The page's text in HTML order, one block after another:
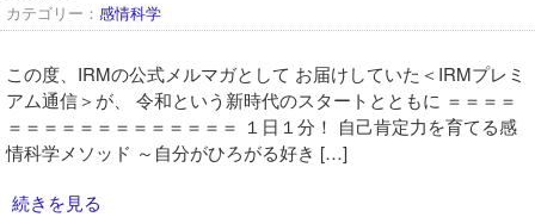
カテゴリー： 感情科学
この度、IRMの公式メルマガとして お届けしていた＜IRMプレミ
アム通信＞が、 令和という新時代のスタートとともに ＝＝＝＝
＝＝＝＝＝＝＝＝＝＝＝＝＝ １日１分！ 自己肯定力を育てる感
情科学メソッド ～自分がひろがる好き […]
続きを見る